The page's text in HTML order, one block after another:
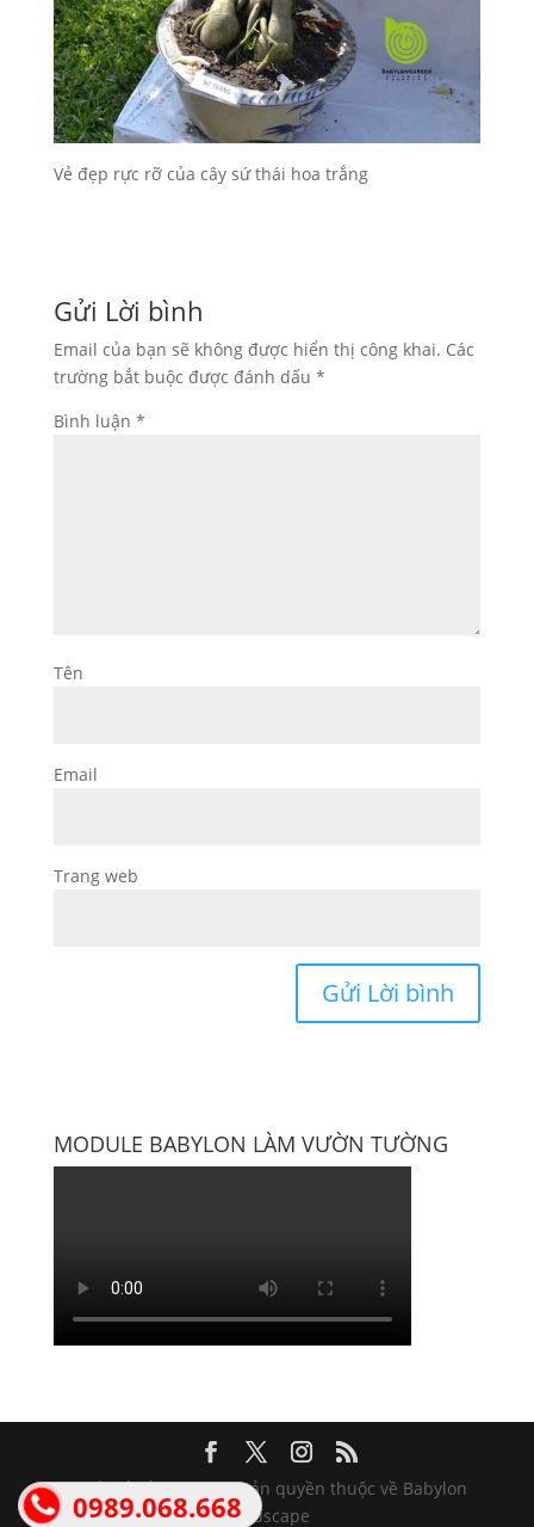
0989.068.668
Vẻ đẹp rực rỡ của cây sứ thái hoa trắng
Gửi Lời bình
Email của bạn sẽ không được hiển thị công khai. Các
trường bắt buộc được đánh dấu *
Bình luận *
Tên
Email
Trang web
MODULE BABYLON LÀM VƯỜN TƯỜNG
Thiết kế bởi Wisera | Bản quyền thuộc về Babylon
Landscape